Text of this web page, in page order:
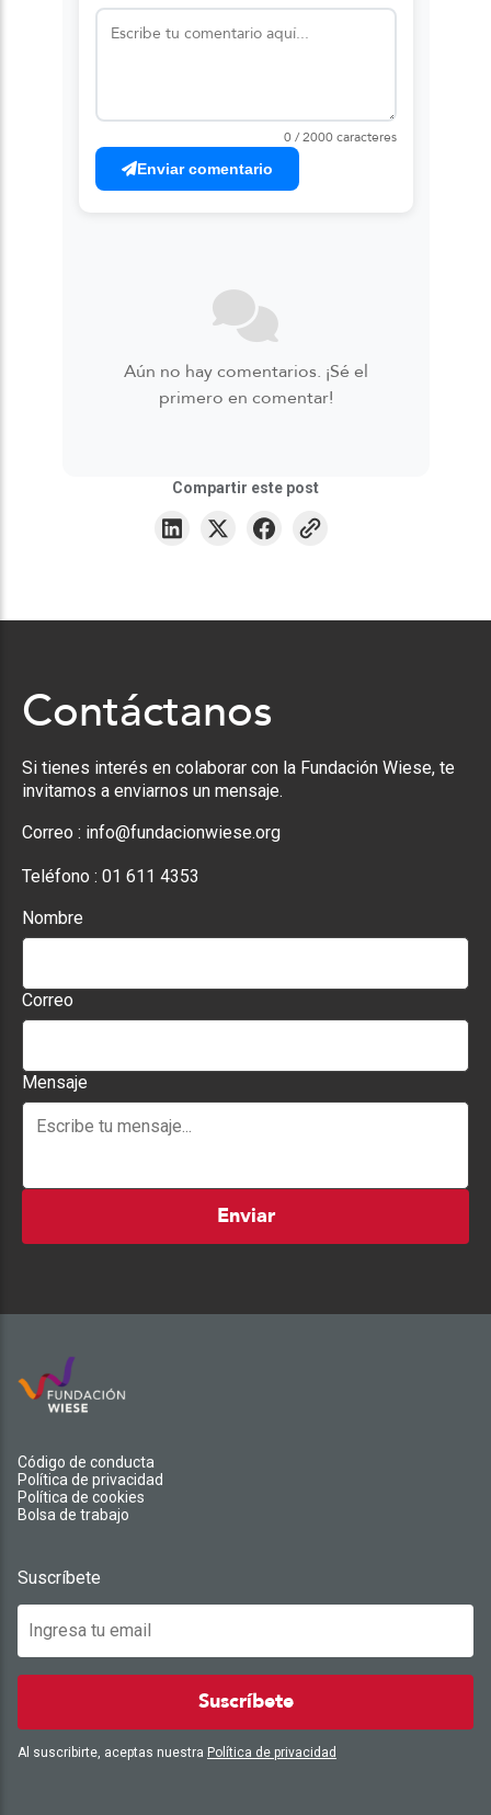
0 / 2000 caracteres
Enviar comentario
Aún no hay comentarios. ¡Sé el
primero en comentar!
Compartir este post
Contáctanos
Si tienes interés en colaborar con la Fundación Wiese, te
invitamos a enviarnos un mensaje.
Correo : info@fundacionwiese.org
Teléfono : 01 611 4353
Nombre
Correo
Mensaje
Enviar
Código de conducta
Política de privacidad
Política de cookies
Bolsa de trabajo
Suscríbete
Suscríbete
Al suscribirte, aceptas nuestra Política de privacidad